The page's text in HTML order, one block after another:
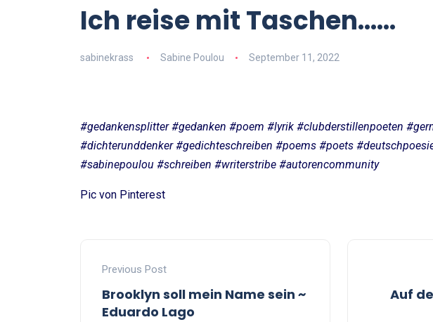
Ich reise mit Taschen……
sabinekrass Sabine Poulou September 11, 2022
#gedankensplitter #gedanken #poem #lyrik #clubderstillenpoeten
#dichterunddenker #gedichteschreiben #poems #poets
#sabinepoulou #schreiben #writerstribe #autorencommunity
Pic von Pinterest
Previous Post
Brooklyn soll mein Name sein ~
Eduardo Lago
Auf